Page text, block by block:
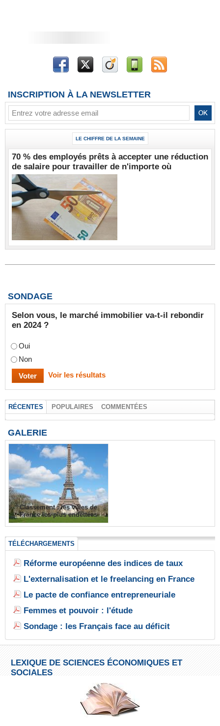
INSCRIPTION À LA NEWSLETTER
LE CHIFFRE DE LA SEMAINE
70 % des employés prêts à accepter une réduction
de salaire pour travailler de n'importe où
SONDAGE
Selon vous, le marché immobilier va-t-il rebondir
en 2024 ?
Oui
Non
Voir les résultats
RÉCENTES POPULAIRES COMMENTÉES
GALERIE
Classement : les villes de
France les plus endettées
TÉLÉCHARGEMENTS
Réforme européenne des indices de taux
L'externalisation et le freelancing en France
Le pacte de confiance entrepreneuriale
Femmes et pouvoir : l'étude
Sondage : les Français face au déficit
LEXIQUE DE SCIENCES ÉCONOMIQUES ET
SOCIALES